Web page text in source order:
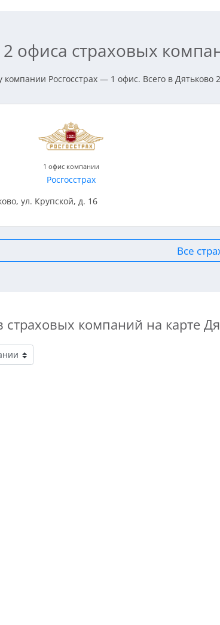
офиса страховых
компании Росгосстрах — 1 офис. Всего в Дятьково
1 офис компании
Росгосстрах
ул. Крупской, д. 16
Все
страховых компаний на карте